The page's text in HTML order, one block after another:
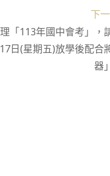
下
「113年國中會考」，
日(星期五)放學後配合
器